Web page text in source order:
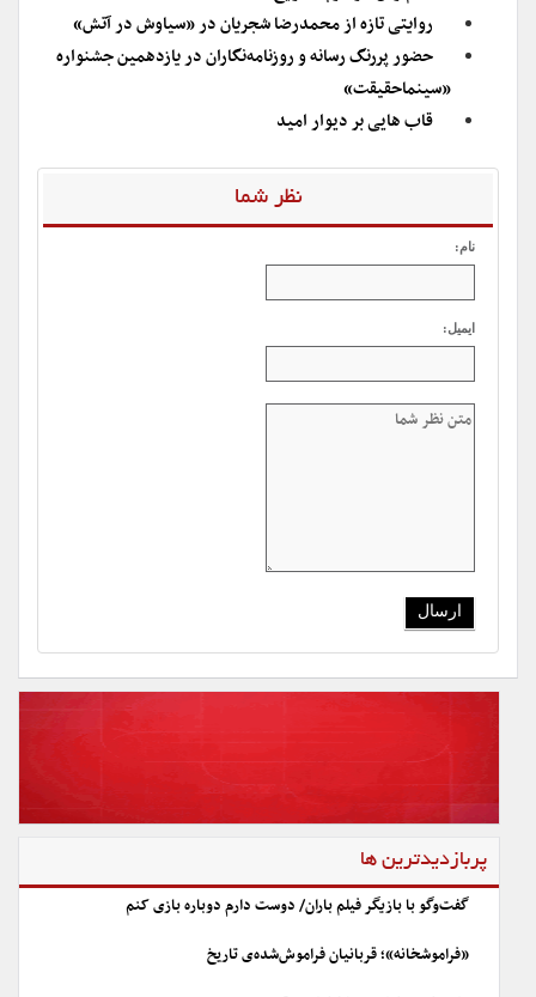
روایتی تازه از محمدرضا شجریان در «سیاوش در آتش»
حضور پررنگ رسانه و روزنامه‌نگاران در یازدهمین جشنواره
«سینماحقیقت»
قاب هایی بر دیوار امید
نظر شما
نام:
ایمیل:
پربازدیدترین ها
گفت‌وگو با بازیگر فیلم باران/ دوست دارم دوباره بازی کنم
«فراموشخانه»؛ قربانیان فراموش‌شده‌ی تاریخ